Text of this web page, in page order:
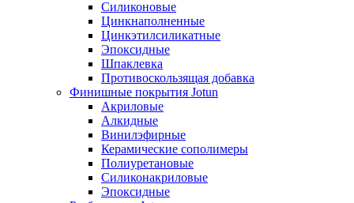
Силиконовые
Цинкнаполненные
Цинкэтилсиликатные
Эпоксидные
Шпаклевка
Противоскользящая добавка
Финишные покрытия Jotun
Акриловые
Алкидные
Винилэфирные
Керамические сополимеры
Полиуретановые
Силиконакриловые
Эпоксидные